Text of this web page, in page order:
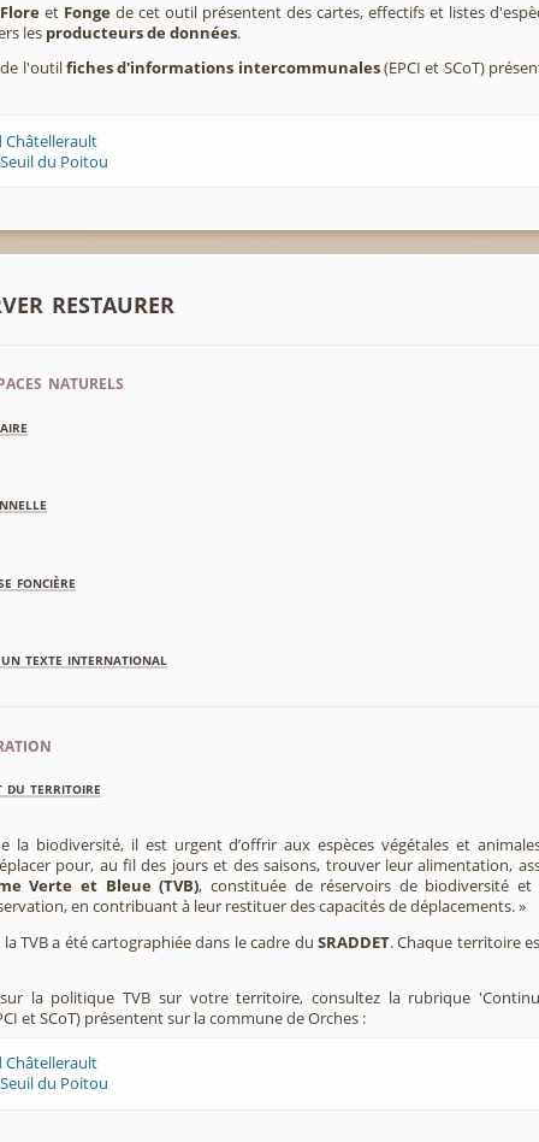
Flore et Fonge de cet outil présentent des cartes, effectifs et listes
les producteurs de données.
de l'outilfiches d'informations intercommunales(EPCI et SCoT)
Châtellerault
du Poitou
restaurer
naturels
foncière
texte international
du territoire
la biodiversité, il est urgent d’offrir aux espèces végétales et
pour, au fil des jours et des saisons, trouver leur alimentation,
Verte et Bleue (TVB), constituée de réservoirs de biodiversité
en contribuant à leur restituer des capacités de déplacements. »
TVB a été cartographiée dans le cadre du SRADDET. Chaque territoire
la politique TVB sur votre territoire, consultez la rubrique
et SCoT) présentent sur la commune de Orches :
Châtellerault
du Poitou